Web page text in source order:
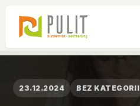
23.12.2024 BEZ KATEGORII